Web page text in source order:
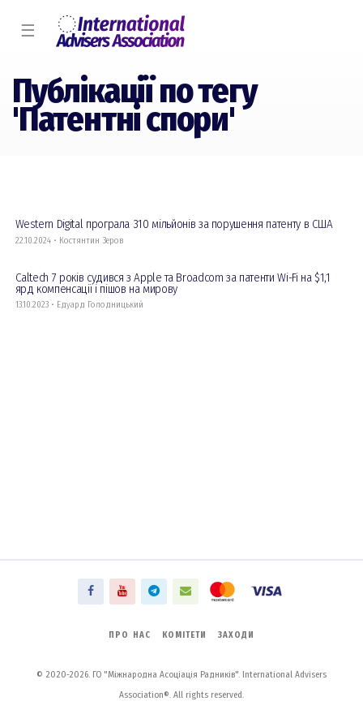
☰
Публікації по тегу
'Патентні спори'
Western Digital програла 310 мільйонів за порушення патенту в США
22.10.2024 • Костянтин Зеров
Caltech 7 років судився з Apple та Broadcom за патенти Wi-Fi на $1,1
ярд компенсації і пішов на мирову
13.10.2023 • Едуард Голодницький
ПРО НАС КОМІТЕТИ ЗАХОДИ
© 2020-2026. ГО "Міжнародна Асоціація Радників". International Advisers
Association®. All rights reserved.